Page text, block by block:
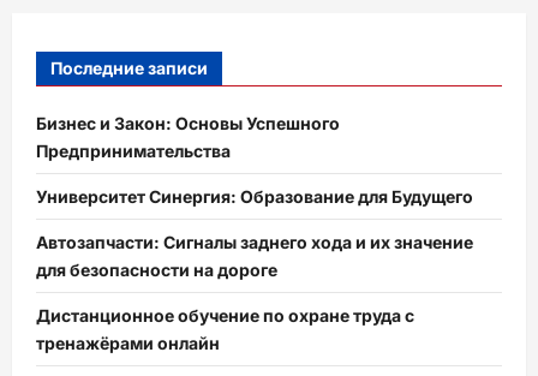
Последние записи
Бизнес и Закон: Основы Успешного
Предпринимательства
Университет Синергия: Образование для Будущего
Автозапчасти: Сигналы заднего хода и их значение
для безопасности на дороге
Дистанционное обучение по охране труда с
тренажёрами онлайн